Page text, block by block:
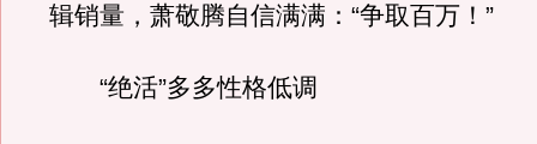
辑销量，萧敬腾自信满满：“争取百万！”
“绝活”多多性格低调